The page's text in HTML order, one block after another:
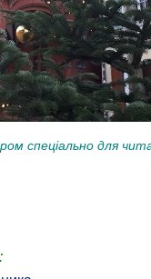
спеціально для